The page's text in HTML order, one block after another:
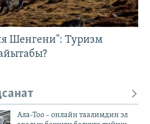
Шенгени": Туризм
Ала-Тоо – онлайн таалимдин эл